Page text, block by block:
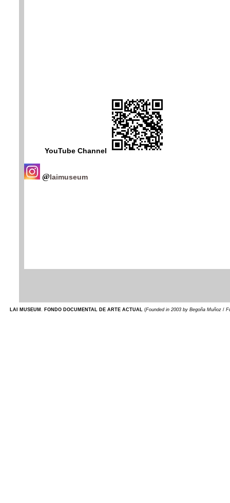
YouTube Channel
@laimuseum
LAI MUSEUM . FONDO DOCUMENTAL DE ARTE ACTUAL(Founded in 2003 by Begoña Muñoz /